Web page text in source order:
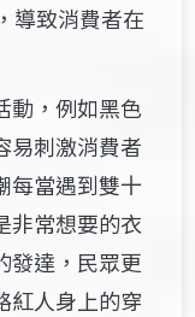
導致消費者在
動，例如黑色
易刺激消費者
每當遇到雙十
非常想要的衣
發達，民眾更
紅人身上的穿